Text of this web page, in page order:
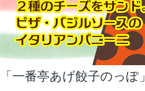
「一番亭あげ餃子のっ